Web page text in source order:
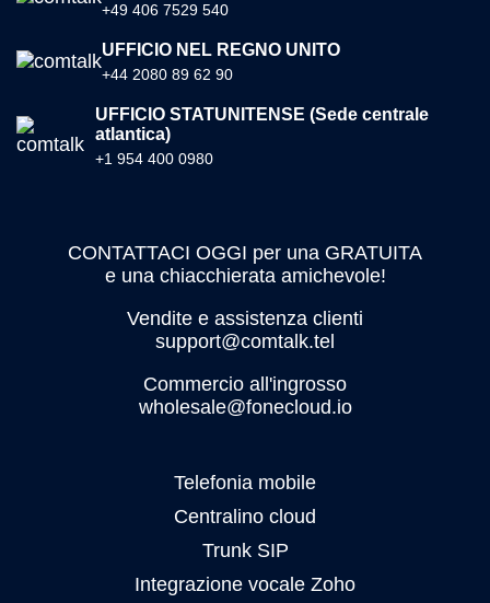
+49 406 7529 540
UFFICIO NEL REGNO UNITO
+44 2080 89 62 90
UFFICIO STATUNITENSE (Sede centrale
atlantica)
+1 954 400 0980
CONTATTACI OGGI per una GRATUITA
e una chiacchierata amichevole!
Vendite e assistenza clienti
support@comtalk.tel
Commercio all'ingrosso
wholesale@fonecloud.io
Telefonia mobile
Centralino cloud
Trunk SIP
Integrazione vocale Zoho